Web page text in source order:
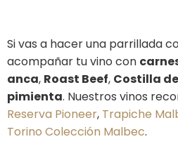
Si vas a hacer una parrillada
acompañar tu vino con
anca, Roast Beef, Costilla
pimienta. Nuestros vinos
Reserva Pioneer, Trapiche
Torino Colección Malbec.